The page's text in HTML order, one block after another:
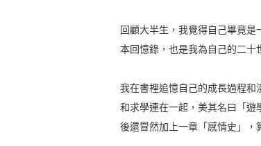
回顧大半生，我覺得自己畢竟
本回憶錄，也是我為自己的二十
我在書裡追憶自己的成長過程
和求學連在一起，美其名曰「
後還冒然加上一章「感情史」，